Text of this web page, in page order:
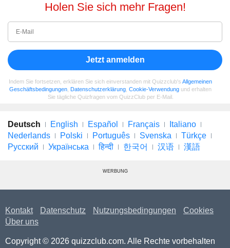
Holen Sie sich mehr Fragen!
Jetzt anmelden
Indem Sie fortsetzen, erklären Sie sich einverstanden mit Quizzclub's Allgemeinen
Geschäftsbedingungen Datenschutzerklärung Cookie-Verwendung und erhalten
Sie tägliche Quizfragen vom QuizzClub per E-Mail.
Deutsch English Español Français
Italiano
Nederlands
Polski Português Svenska
Türkçe
Русский
Українська हिन्दी 한국어 汉语 漢語
WERBUNG
Kontakt Datenschutz Nutzungsbedingungen
Cookies
Über uns
Copyright © 2026 quizzclub.com. Alle Rechte vorbehalten